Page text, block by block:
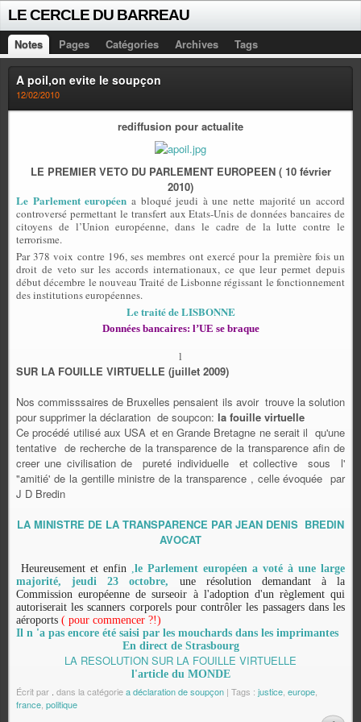
LE CERCLE DU BARREAU
Notes Pages Catégories Archives Tags
A poil,on evite le soupçon
12/02/2010
rediffusion pour actualite
LE PREMIER VETO DU PARLEMENT EUROPEEN ( 10 février
2010)
Le Parlement européen a bloqué jeudi à une nette majorité un accord
controversé permettant le transfert aux Etats-Unis de données bancaires de
citoyens de l’Union européenne, dans le cadre de la lutte contre le
terrorisme.
Par 378 voix contre 196, ses membres ont exercé pour la première fois un
droit de veto sur les accords internationaux, ce que leur permet depuis
début décembre le nouveau Traité de Lisbonne régissant le fonctionnement
des institutions européennes.
Le traité de LISBONNE
Données bancaires: l’UE se braque
l
SUR LA FOUILLE VIRTUELLE (juillet 2009)
Nos commisssaires de Bruxelles pensaient ils avoir trouve la solution
pour supprimer la déclaration de soupcon: la fouille virtuelle
Ce procédé utilisé aux USA et en Grande Bretagne ne serait il qu'une
tentative de recherche de la transparence de la transparence afin de
creer une civilisation de pureté individuelle et collective sous l'
"amitié' de la gentille ministre de la transparence , celle évoquée par
J D Bredin
LA MINISTRE DE LA TRANSPARENCE PAR JEAN DENIS BREDIN
AVOCAT
Heureusement et enfin ,le Parlement européen a voté à une large
majorité, jeudi 23 octobre, une résolution demandant à la
Commission européenne de surseoir à l'adoption d'un règlement qui
autoriserait les scanners corporels pour contrôler les passagers dans les
aéroports ( pour commencer ?!)
Il n 'a pas encore été saisi par les mouchards dans les imprimantes
En direct de Strasbourg
LA RESOLUTION SUR LA FOUILLE VIRTUELLE
l'article du MONDE
Écrit par dans la catégoriea déclaration de soupçon | Tags : justice europe
france politique